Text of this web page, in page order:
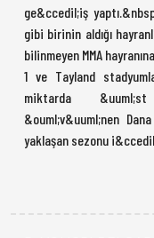
ge&ccedil;iş
gibi birinin aldığı
bilinmeyen MMA
1 ve Tayland
miktarda &uuml;st
&ouml;v&uuml;nen
yaklaşan sezonu